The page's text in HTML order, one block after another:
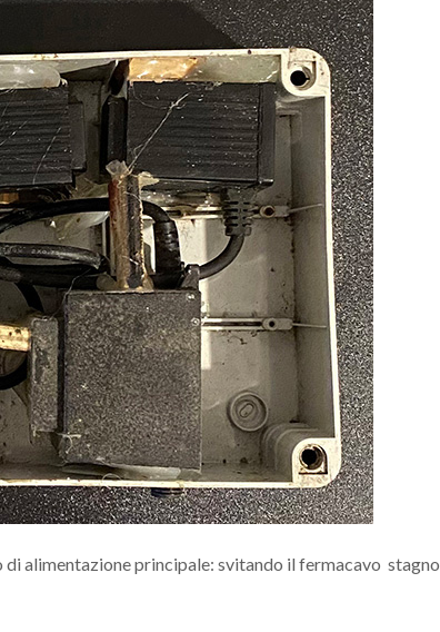
alimentazione principale: svitando il fermacavo stagno